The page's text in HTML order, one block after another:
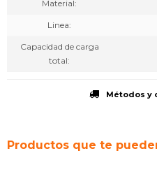
Material
Linea
Capacidad de carga
total
Métodos y
Productos que te